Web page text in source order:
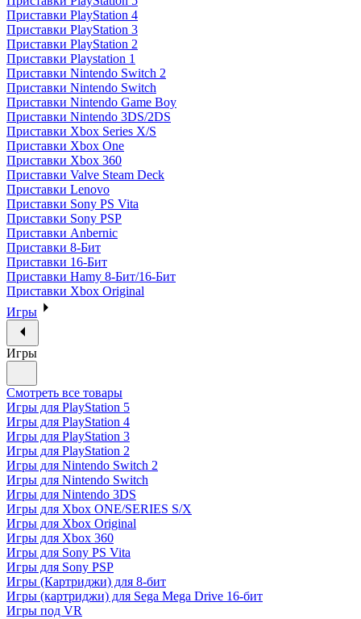
Приставки PlayStation 4
Приставки PlayStation 3
Приставки PlayStation 2
Приставки Playstation 1
Приставки Nintendo Switch 2
Приставки Nintendo Switch
Приставки Nintendo Game Boy
Приставки Nintendo 3DS/2DS
Приставки Xbox Series X/S
Приставки Xbox One
Приставки Xbox 360
Приставки Valve Steam Deck
Приставки Lenovo
Приставки Sony PS Vita
Приставки Sony PSP
Приставки Anbernic
Приставки 8-Бит
Приставки 16-Бит
Приставки Hamy 8-Бит/16-Бит
Приставки Xbox Original
Игры
Игры
Смотреть все товары
Игры для PlayStation 5
Игры для PlayStation 4
Игры для PlayStation 3
Игры для PlayStation 2
Игры для Nintendo Switch 2
Игры для Nintendo Switch
Игры для Nintendo 3DS
Игры для Xbox ONE/SERIES S/X
Игры для Xbox Original
Игры для Xbox 360
Игры для Sony PS Vita
Игры для Sony PSP
Игры (Картриджи) для 8-бит
Игры (картриджи) для Sega Mega Drive 16-бит
Игры под VR